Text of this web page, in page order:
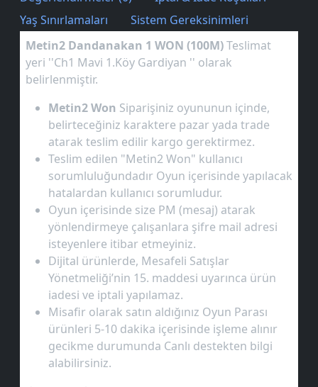
Yaş Sınırlamaları
Sistem Gereksinimleri
Metin2 Dandanakan 1 WON (100M)Teslimat
yeri ''Ch1 Mavi 1.Köy Gardiyan '' olarak
belirlenmiştir.
Metin2 Won Siparişiniz oyununun içinde,
belirteceğiniz karaktere pazar yada trade
atarak teslim edilir kargo gerektirmez.
Teslim edilen "Metin2 Won" kullanıcı
sorumluluğundadır Oyun içerisinde yapılacak
hatalardan kullanıcı sorumludur.
Oyun içerisinde size PM (mesaj) atarak
yönlendirmeye çalışanlara şifre mail adresi
isteyenlere itibar etmeyiniz.
Dijital ürünlerde, Mesafeli Satışlar
Yönetmeliği’nin 15. maddesi uyarınca ürün
iadesi ve iptali yapılamaz.
Misafir olarak satın aldığınız Oyun Parası
ürünleri 5-10 dakika içerisinde işleme alınır
gecikme durumunda Canlı destekten bilgi
alabilirsiniz.